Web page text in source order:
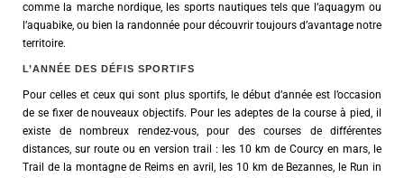
comme la marche nordique, les sports nautiques tels que l’aquagym ou
l’aquabike, ou bien la randonnée pour découvrir toujours d’avantage notre
territoire.
L’ANNÉE DES DÉFIS SPORTIFS
Pour celles et ceux qui sont plus sportifs, le début d’année est l’occasion
de se fixer de nouveaux objectifs. Pour les adeptes de la course à pied, il
existe de nombreux rendez-vous, pour des courses de différentes
distances, sur route ou en version trail : les 10 km de Courcy en mars, le
Trail de la montagne de Reims en avril, les 10 km de Bezannes, le Run in